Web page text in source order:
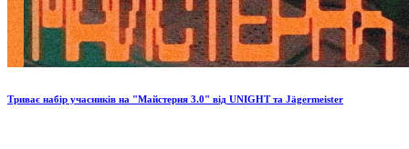
Триває набір учасників на "Майстерня 3.0" від UNIGHT та Jägermeister